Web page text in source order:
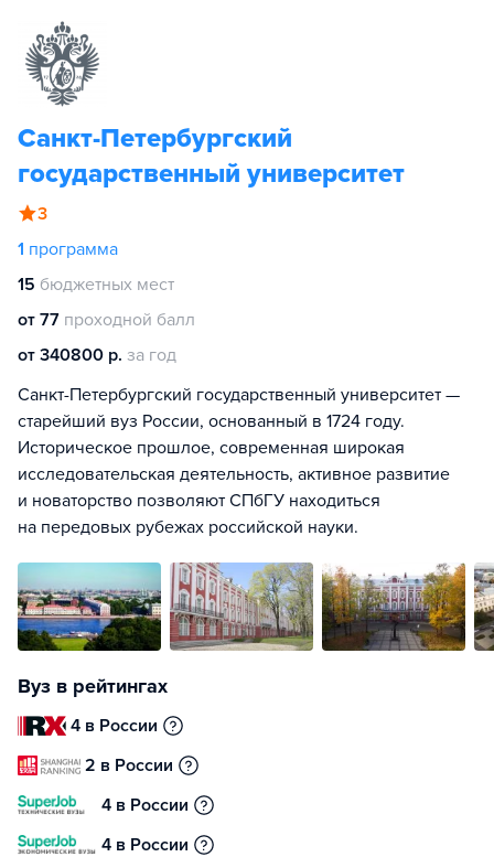
Санкт-Петербургский
государственный университет
3
1 программа
15 бюджетных мест
от 77 проходной балл
от 340800 р. за год
Санкт-Петербургский государственный университет —
старейший вуз России, основанный в 1724 году.
Историческое прошлое, современная широкая
исследовательская деятельность, активное развитие
и новаторство позволяют СПбГУ находиться
на передовых рубежах российской науки.
Вуз в рейтингах
4 в России
2 в России
4 в России
4 в России